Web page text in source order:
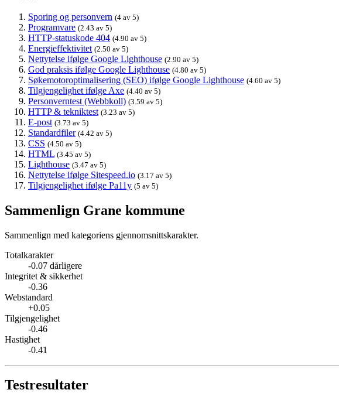
Sporing og personvern (4 av 5)
Programvare (2.43 av 5)
HTTP-statuskode 404 (4.90 av 5)
Energieffektivitet (2.50 av 5)
Nettytelse ifølge Google Lighthouse (2.90 av 5)
God praksis ifølge Google Lighthouse (4.80 av 5)
Søkemotoroptimalisering (SEO) ifølge Google Lighthouse (4.60 av 5)
Tilgjengelighet ifølge Axe (4.40 av 5)
Personverntest (Webbkoll) (3.59 av 5)
HTTP & tekniktest (3.23 av 5)
E-post (3.73 av 5)
Standardfiler (4.42 av 5)
CSS (4.50 av 5)
HTML (3.45 av 5)
Lighthouse (3.47 av 5)
Nettytelse ifølge Sitespeed.io (3.17 av 5)
Tilgjengelighet ifølge Pa11y (5 av 5)
Sammenlign Grane kommune
Sammenlign med kategoriens gjennomsnittskarakter.
Totalkarakter
-0.07 dårligere
Integritet & sikkerhet
-0.36
Webstandard
+0.05
Tilgjengelighet
-0.46
Hastighet
-0.41
Testresultater